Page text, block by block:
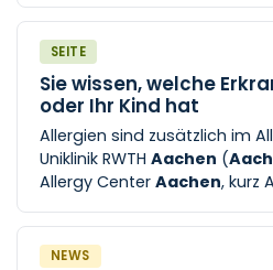
Unter der Leitung von Univ.-
Reetz, Fachärztin für
Zentrum
mit innovativen
und klinischen Verfahren, um
Marker
SEITE
Sie wissen, welche
oder Ihr Kind hat
Allergien sind zusätzlich im
Uniklinik RWTH Aachen (
Allergy Center Aachen, kurz
interdisziplinär zusammen
Aachen
NEWS